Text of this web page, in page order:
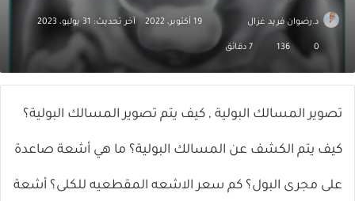
د.رضوان فريد غزال
على
أرسل
بريدا
إلكترونيا
19 أكتوبر، 2022 آخر تحديث: 31 يوليو، 2023
0
136
تصوير المسالك البولية , كيف يتم تصوير المسالك البولية؟
كيف يتم الكشف عن المسالك البولية؟ ما هي أشعة صاعدة
على مجرى البول؟ كم سعر الاشعه المقطعيه للكلى؟ أشعة